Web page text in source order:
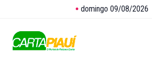
domingo 09/08/2026